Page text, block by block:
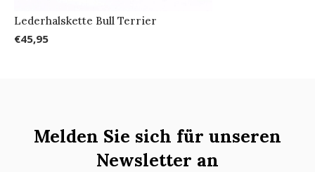
Lederhalskette Bull Terrier
€45,95
Melden Sie sich für unseren
Newsletter an